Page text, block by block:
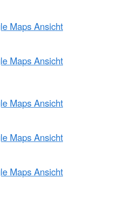
Maps Ansicht
Maps Ansicht
Maps Ansicht
Maps Ansicht
Maps Ansicht